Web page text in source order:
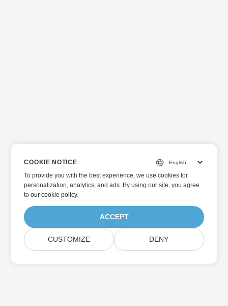
COOKIE NOTICE
To provide you with the best experience, we use cookies for
personalization, analytics, and ads. By using our site, you agree
toour cookie policy.
ACCEPT
CUSTOMIZE DENY